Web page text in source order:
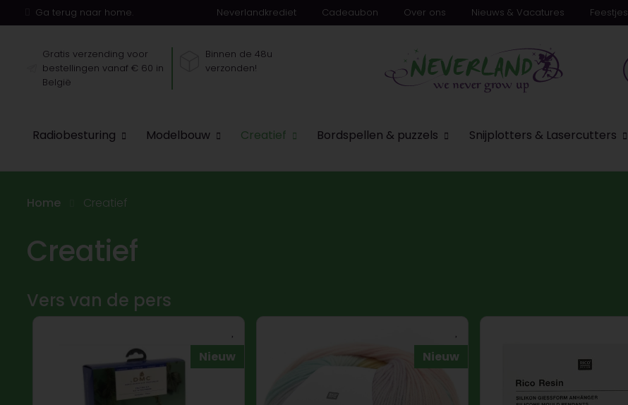
Ga terug naar home. Neverlandkrediet Cadeaubon Over ons Nieuws & Vacatures Feestjes
Gratis verzending voor
bestellingen vanaf € 60 in
België
Binnen de 48u
verzonden!
Radiobesturing Modelbouw Creatief Bordspellen & puzzels Snijplotters & Lasercutters
Home Creatief
Creatief
Vers van de pers
Nieuw Nieuw